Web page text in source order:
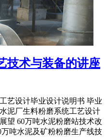
技术与装备的讲座
艺设计毕业设计说明书 毕业
泥厂生料粉磨系统工艺设计
望 60万吨水泥粉磨站技术改
吨水泥及矿粉粉磨生产线技